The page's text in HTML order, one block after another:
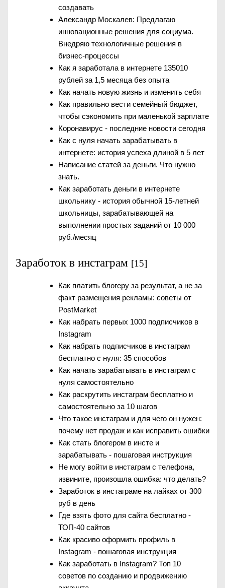
создавать
Александр Москалев: Предлагаю
инновационные решения для социума.
Внедряю технологичные решения в
бизнес-процессы
Как я заработала в интернете 135010
рублей за 1,5 месяца без опыта
Как начать новую жизнь и изменить себя
Как правильно вести семейный бюджет,
чтобы сэкономить при маленькой зарплате
Коронавирус - последние новости сегодня
Как с нуля начать зарабатывать в
интернете: история успеха длиной в 5 лет
Написание статей за деньги. Что нужно
знать.
Как заработать деньги в интернете
школьнику - история обычной 15-летней
школьницы, зарабатывающей на
выполнении простых заданий от 10 000
руб./месяц
Заработок в инстаграм [15]
Как платить блогеру за результат, а не за
факт размещения рекламы: советы от
PostMarket
Как набрать первых 1000 подписчиков в
Instagram
Как набрать подписчиков в инстаграм
бесплатно с нуля: 35 способов
Как начать зарабатывать в инстаграм с
нуля самостоятельно
Как раскрутить инстаграм бесплатно и
самостоятельно за 10 шагов
Что такое инстаграм и для чего он нужен:
почему нет продаж и как исправить ошибки
Как стать блогером в инсте и
зарабатывать - пошаговая инструкция
Не могу войти в инстаграм с телефона,
извините, произошла ошибка: что делать?
Заработок в инстаграме на лайках от 300
руб в день
Где взять фото для сайта бесплатно -
ТОП-40 сайтов
Как красиво оформить профиль в
Instagram - пошаговая инструкция
Как заработать в Instagram? Топ 10
советов по созданию и продвижению